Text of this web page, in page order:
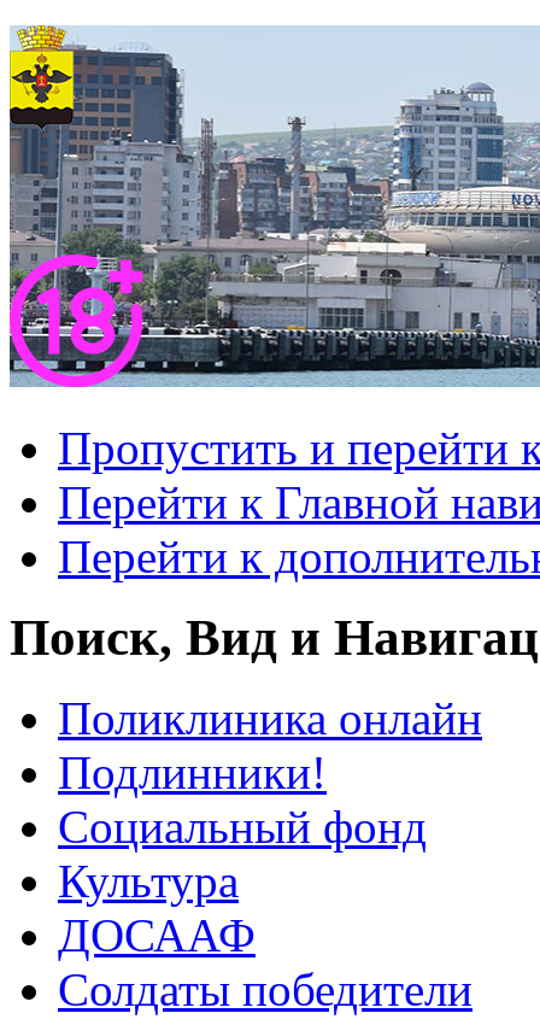
Пропустить и перейти
Перейти к Главной
Перейти к
Поиск, Вид и
Поликлиника онлайн
Подлинники!
Социальный фонд
Культура
ДОСААФ
Солдаты победители